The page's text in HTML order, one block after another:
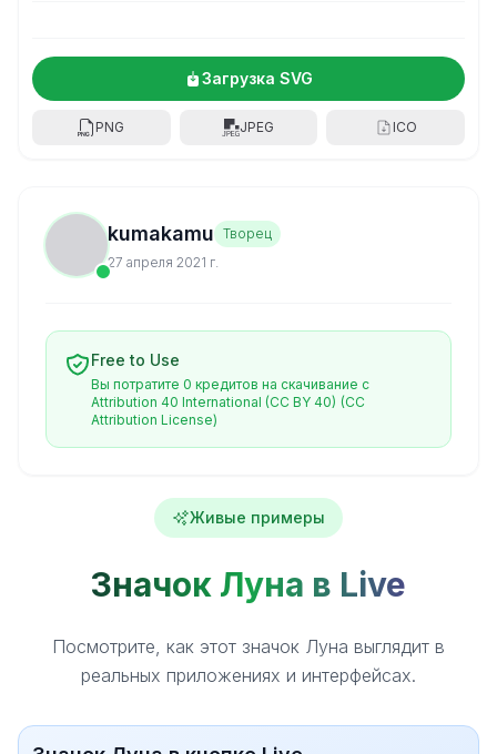
Загрузка SVG
PNG JPEG ICO
kumakamu Творец
27 апреля 2021 г.
Free to Use
Вы потратите 0 кредитов на скачивание с
Attribution 40 International (CC BY 40) (CC
Attribution License)
Живые примеры
Значок Луна в Live
Посмотрите, как этот значок Луна выглядит в
реальных приложениях и интерфейсах.